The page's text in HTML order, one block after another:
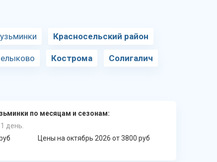
Красносельский район
Кострома Солигалич
по месяцам и сезонам:
день.
Цены на октябрь 2026 от 3800 руб